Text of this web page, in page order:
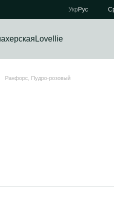
Укр Рус
Lovellie
Ранфорс, Пудро-розовый